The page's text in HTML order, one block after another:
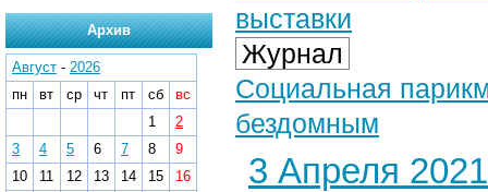
выставки
Журнал
Социальная
бездомным
3 Апреля 2021
Архив
Август - 2026
пн
вт ср чт пт сб
вс
1
2
3
4 5 6 7 8
9
10
11 12 13 14 15
16